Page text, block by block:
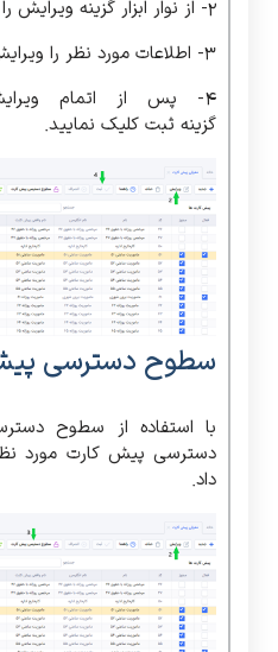
2- از نوار ابزار گزینه ویرایش را انتخاب نمایید.
3- اطلاعات مورد نظر را ویرایش نمایید.
4- پس از اتمام
گزینه ثبت کلیک نمایید.
سطوح دسترسی
با استفاده از سطوح
دسترسی پیش کارت مورد
داد.